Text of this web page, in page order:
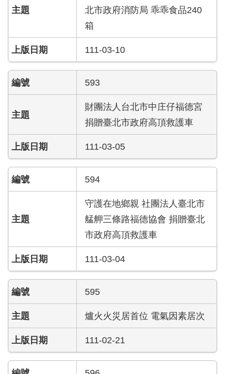
難
消
通
道
相
資
跑
燈
專
網
站
導
覽
回
首
頁
北市政府消防局 乖乖食品240
箱
111-03-10
593
財團法人台北市中庄仔福德宮
捐贈臺北市政府高頂救護車
111-03-05
594
守護在地鄉親 社團法人臺北市
艋舺三條路福德協會 捐贈臺北
市政府高頂救護車
111-03-04
595
爐火火災居首位 電氣因素居次
111-02-21